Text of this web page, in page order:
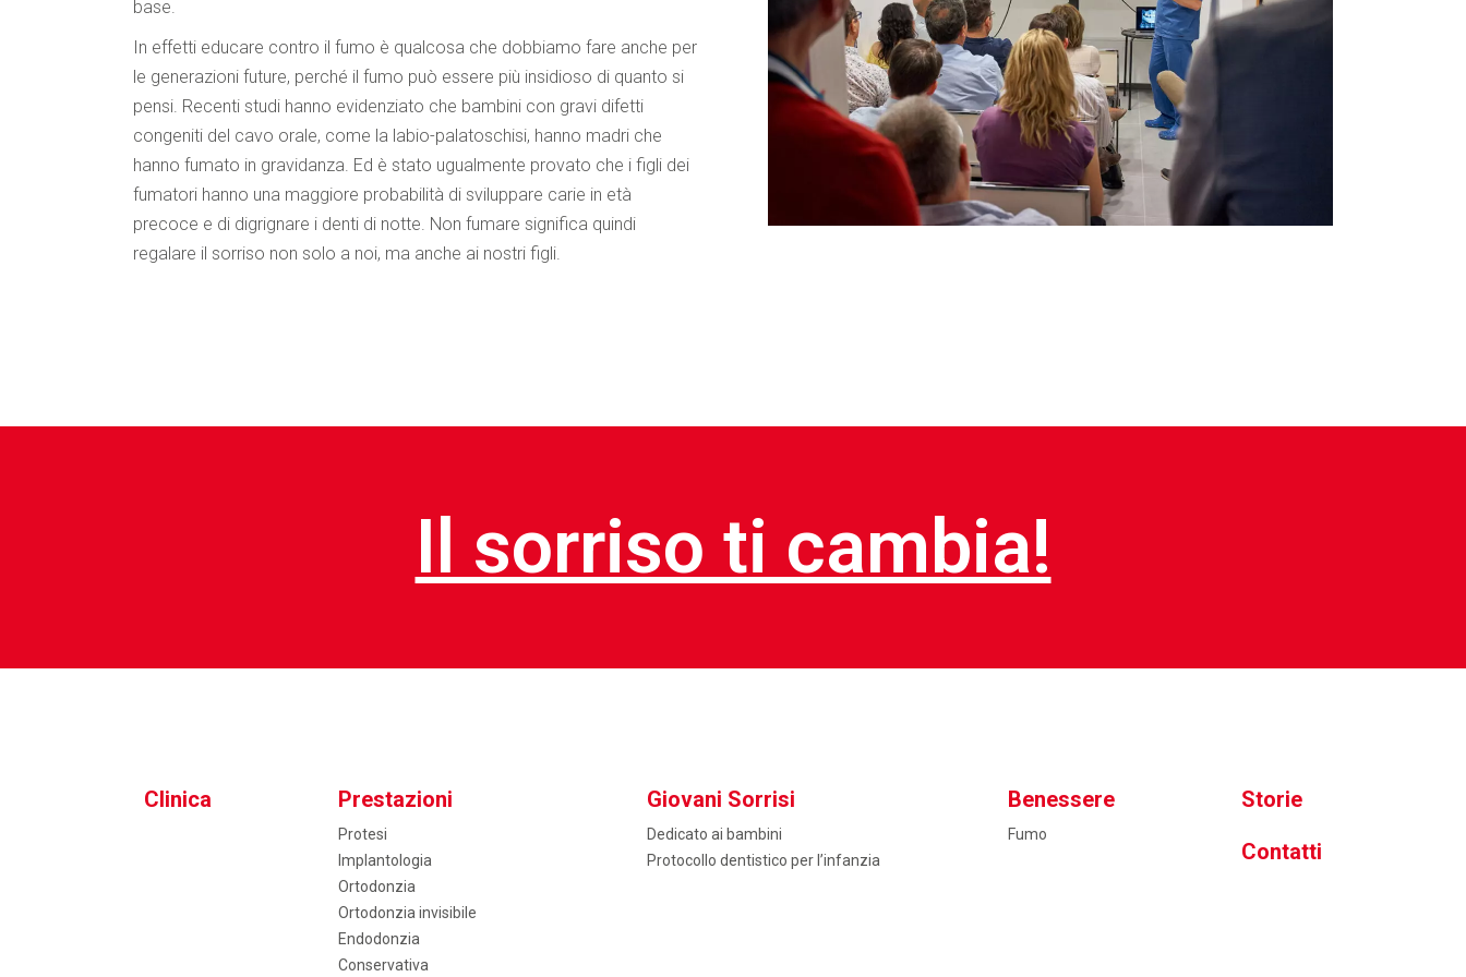
base.
In effetti educare contro il fumo è qualcosa che dobbiamo fare anche per
le generazioni future, perché il fumo può essere più insidioso di quanto si
pensi. Recenti studi hanno evidenziato che bambini con gravi difetti
congeniti del cavo orale, come la labio-palatoschisi, hanno madri che
hanno fumato in gravidanza. Ed è stato ugualmente provato che i figli dei
fumatori hanno una maggiore probabilità di sviluppare carie in età
precoce e di digrignare i denti di notte. Non fumare significa quindi
regalare il sorriso non solo a noi, ma anche ai nostri figli.
Il sorriso ti cambia!
Clinica Prestazioni
Protesi
Implantologia
Ortodonzia
Ortodonzia invisibile
Endodonzia
Conservativa
Giovani Sorrisi
Dedicato ai bambini
Protocollo dentistico per l’infanzia
Benessere
Fumo
Storie
Contatti